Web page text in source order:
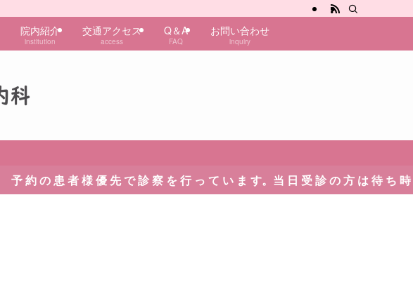
院内紹介
institution
交通アクセス
access
Q＆A
FAQ
お問い合わせ
inquiry
予 約 の 患 者 様 優 先 で 診 察 を 行 っ て い ま す。当 日 受 診 の 方 は 待 ち 時